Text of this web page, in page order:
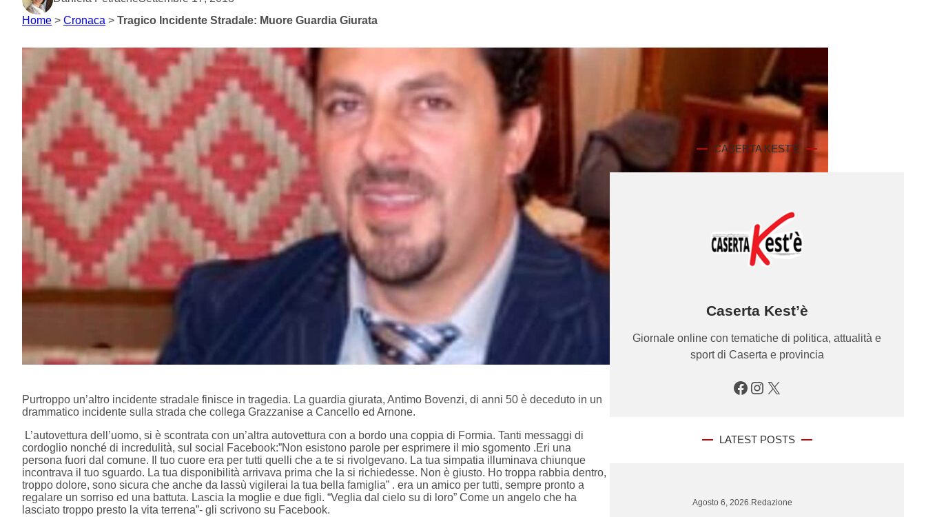
Home > Cronaca > Tragico Incidente Stradale: Muore Guardia Giurata
Purtroppo un’altro incidente stradale finisce in tragedia. La guardia giurata, Antimo Bovenzi, di anni 50 è deceduto in un
drammatico incidente sulla strada che collega Grazzanise a Cancello ed Arnone.
L’autovettura dell’uomo, si è scontrata con un’altra autovettura con a bordo una coppia di Formia. Tanti messaggi di
cordoglio nonché di incredulità, sul social Facebook:”Non esistono parole per esprimere il mio sgomento .Eri una
persona fuori dal comune. Il tuo cuore era per tutti quelli che a te si rivolgevano. La tua simpatia illuminava chiunque
incontrava il tuo sguardo. La tua disponibilità arrivava prima che la si richiedesse. Non è giusto. Ho troppa rabbia dentro,
troppo dolore, sono sicura che anche da lassù vigilerai la tua bella famiglia” . era un amico per tutti, sempre pronto a
regalare un sorriso ed una battuta. Lascia la moglie e due figli. “Veglia dal cielo su di loro” Come un angelo che ha
lasciato troppo presto la vita terrena”- gli scrivono su Facebook.
CASERTA KEST’È
Caserta Kest’è
Giornale online con tematiche di politica, attualità e
sport di Caserta e provincia
Facebook Instagram X
LATEST POSTS
Agosto 6, 2026 Redazione